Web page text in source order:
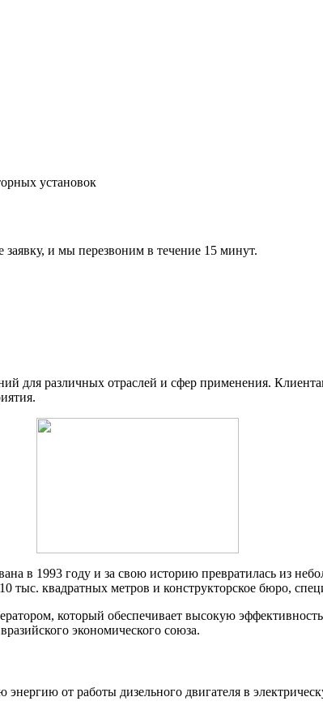
установок
заявку, и мы перезвоним в течение 15 минут.
для различных отраслей и сфер применения.
в 1993 году и за свою историю превратилась из
квадратных метров и конструкторское бюро,
который обеспечивает высокую
экономического союза.
от работы дизельного двигателя в